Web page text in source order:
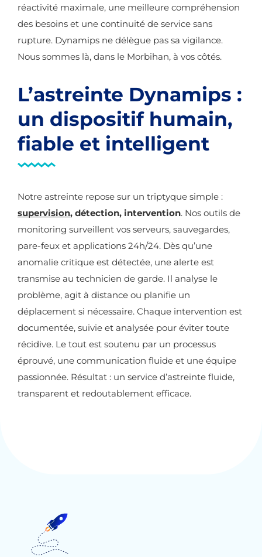
réactivité maximale, une meilleure compréhension
des besoins et une continuité de service sans
rupture. Dynamips ne délègue pas sa vigilance.
Nous sommes là, dans le Morbihan, à vos côtés.
L’astreinte Dynamips :
un dispositif humain,
fiable et intelligent
Notre astreinte repose sur un triptyque simple :
supervision, détection, intervention. Nos outils de
monitoring surveillent vos serveurs, sauvegardes,
pare-feux et applications 24h/24. Dès qu’une
anomalie critique est détectée, une alerte est
transmise au technicien de garde. Il analyse le
problème, agit à distance ou planifie un
déplacement si nécessaire. Chaque intervention est
documentée, suivie et analysée pour éviter toute
récidive. Le tout est soutenu par un processus
éprouvé, une communication fluide et une équipe
passionnée. Résultat : un service d’astreinte fluide,
transparent et redoutablement efficace.